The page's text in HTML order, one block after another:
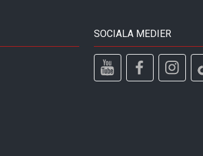
SOCIALA MEDIER